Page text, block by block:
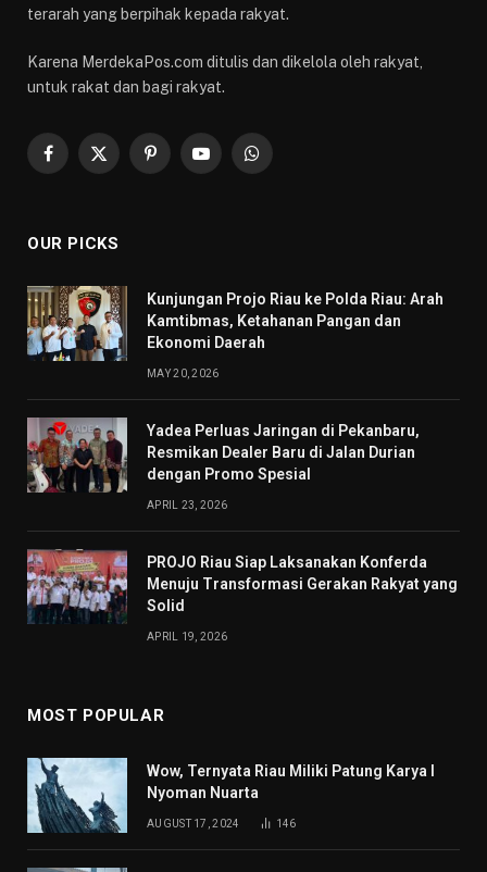
terarah yang berpihak kepada rakyat.
Karena MerdekaPos.com ditulis dan dikelola oleh rakyat,
untuk rakat dan bagi rakyat.
Facebook
X
PinterestYouTubeWhatsApp
OUR PICKS
Kunjungan Projo Riau ke Polda Riau: Arah
Kamtibmas, Ketahanan Pangan dan
Ekonomi Daerah
MAY 20, 2026
Yadea Perluas Jaringan di Pekanbaru,
Resmikan Dealer Baru di Jalan Durian
dengan Promo Spesial
APRIL 23, 2026
PROJO Riau Siap Laksanakan Konferda
Menuju Transformasi Gerakan Rakyat yang
Solid
APRIL 19, 2026
MOST POPULAR
Wow, Ternyata Riau Miliki Patung Karya I
Nyoman Nuarta
AUGUST 17, 2024 146